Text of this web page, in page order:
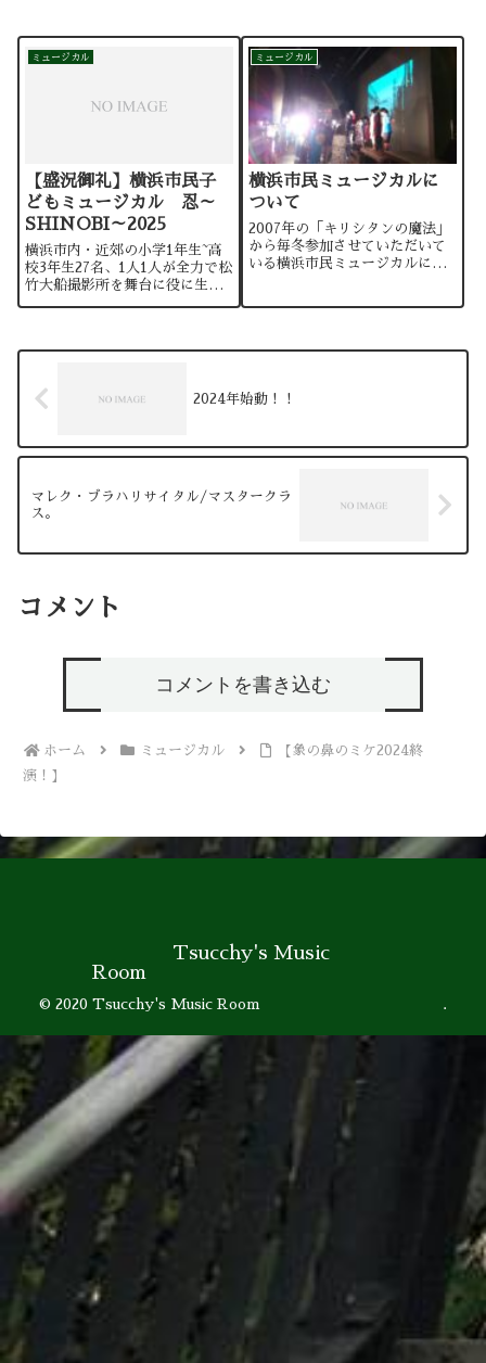
ミュージカル
【盛況御礼】横浜市民子
どもミュージカル 忍～
SHINOBI～2025
横浜市内・近郊の小学1年生~高
校3年生27名、1人1人が全力で松
竹大船撮影所を舞台に役に生き
を汲み取り、皆さんが全力で輝
きました...
ミュージカル
横浜市民ミュージカルに
ついて
2007年の「キリシタンの魔法」
から毎冬参加させていただいて
いる横浜市民ミュージカルにつ
れました。この15年少々の軌跡
2024年始動！！
マレク・ブラハリサイタル/マスタークラ
ス。
コメント
コメントを書き込む
ホーム ミュージカル
【象の鼻のミケ2024終
演！】
Tsucchy's Music
Room
© 2020 Tsucchy's Music Room .